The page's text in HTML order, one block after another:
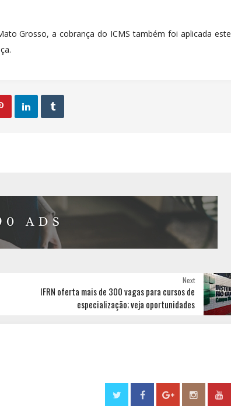
Grosso, a cobrança do ICMS também foi aplicada este
 
Next
IFRN oferta mais de 300 vagas para cursos de
especialização; veja oportunidades